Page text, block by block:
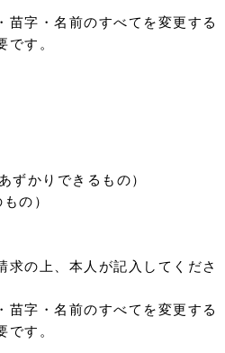
字・名前のすべてを変更する
です。
ずかりできるもの）
の）
の上、本人が記入してくださ
字・名前のすべてを変更する
です。